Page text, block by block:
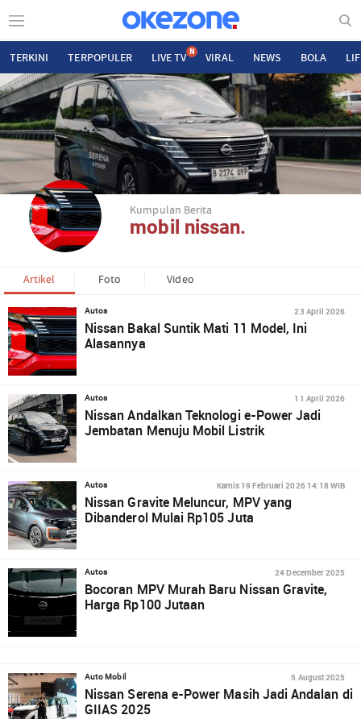
TERKINI TERPOPULER LIVE TV N VIRAL NEWS BOLA
Kumpulan Berita
mobil nissan.
Artikel Foto Video
Autos 23 April 2026
Nissan Bakal Suntik Mati 11 Model, Ini
Alasannya
Autos 11 April 2026
Nissan Andalkan Teknologi e-Power Jadi
Jembatan Menuju Mobil Listrik
Autos Kamis 19 Februari 2026 14:18 WIB
Nissan Gravite Meluncur, MPV yang
Dibanderol Mulai Rp105 Juta
Autos 24 December 2025
Bocoran MPV Murah Baru Nissan Gravite,
Harga Rp100 Jutaan
Auto Mobil 5 August 2025
Nissan Serena e-Power Masih Jadi Andalan di
GIIAS 2025